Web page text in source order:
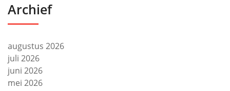
Archief
augustus 2026
juli 2026
juni 2026
mei 2026